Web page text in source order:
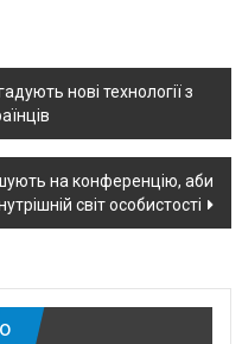
нові технології з
на конференцію, аби
світ особистості